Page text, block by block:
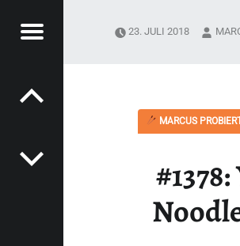
Menü
MARCUS
23. JULI 2018